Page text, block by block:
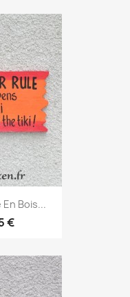
Bois...
€